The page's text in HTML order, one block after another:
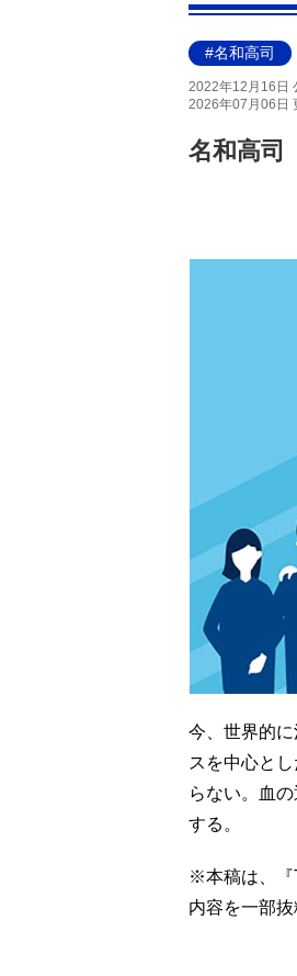
#名和高司
2022年12月16日
2026年07月06日
名和高司
今、世界的
スを中心と
らない。血
する。
※本稿は、『
内容を一部抜